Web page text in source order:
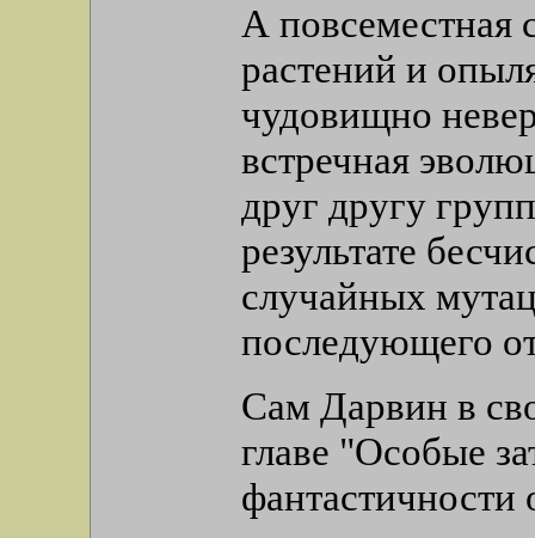
А повсеместная
растений и
чудовищно
встречная
друг другу
результате
случайных
последующего
Сам Дарвин в
главе "Особые